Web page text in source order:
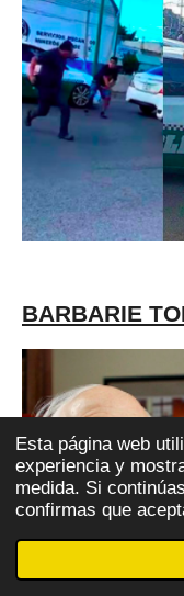
Esta página web
experiencia y
medida. Si
confirmas que
BARBARIE